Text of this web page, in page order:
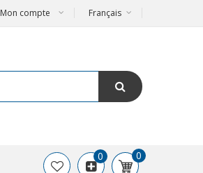
Français
Mon compte
0
0